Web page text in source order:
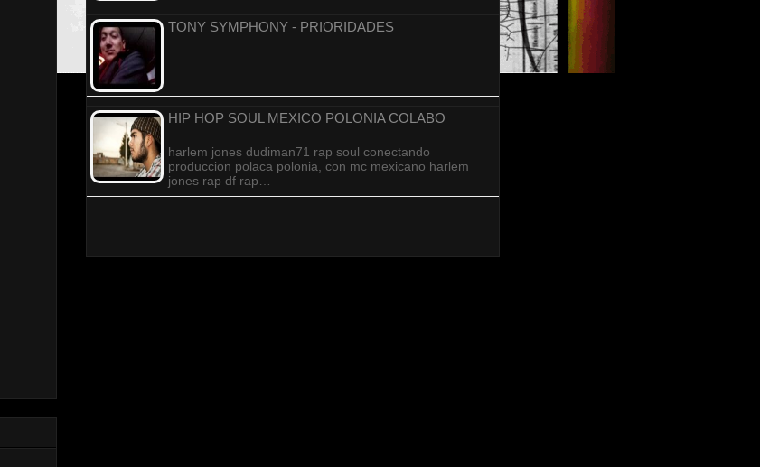
TONY SYMPHONY - PRIORIDADES
HIP HOP SOUL MEXICO POLONIA COLABO
harlem jones dudiman71 rap soul conectando
produccion polaca polonia, con mc mexicano harlem
jones rap df rap…